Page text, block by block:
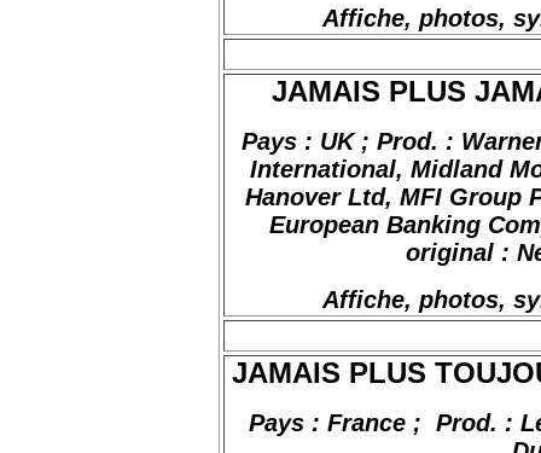
Affiche, photos,
JAMAIS PLUS
Pays : UK ; Prod. :
International, Midland
Hanover Ltd, MFI Group
European Banking
original :
Affiche, photos,
JAMAIS PLUS
Pays : France ; Prod. :